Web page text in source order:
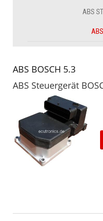
ABS
ABS BOSCH 5.3
ABS Steuergerät